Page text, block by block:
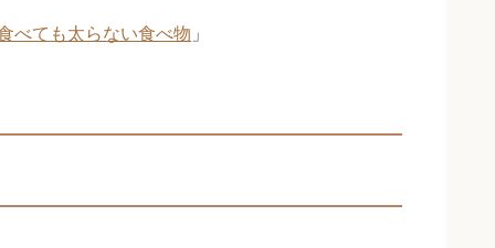
べても太らない食べ物 」